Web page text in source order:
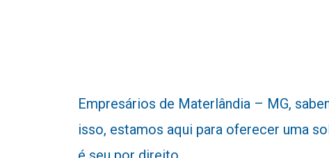
Empresários de Materlândia – MG,
isso, estamos aqui para oferecer uma